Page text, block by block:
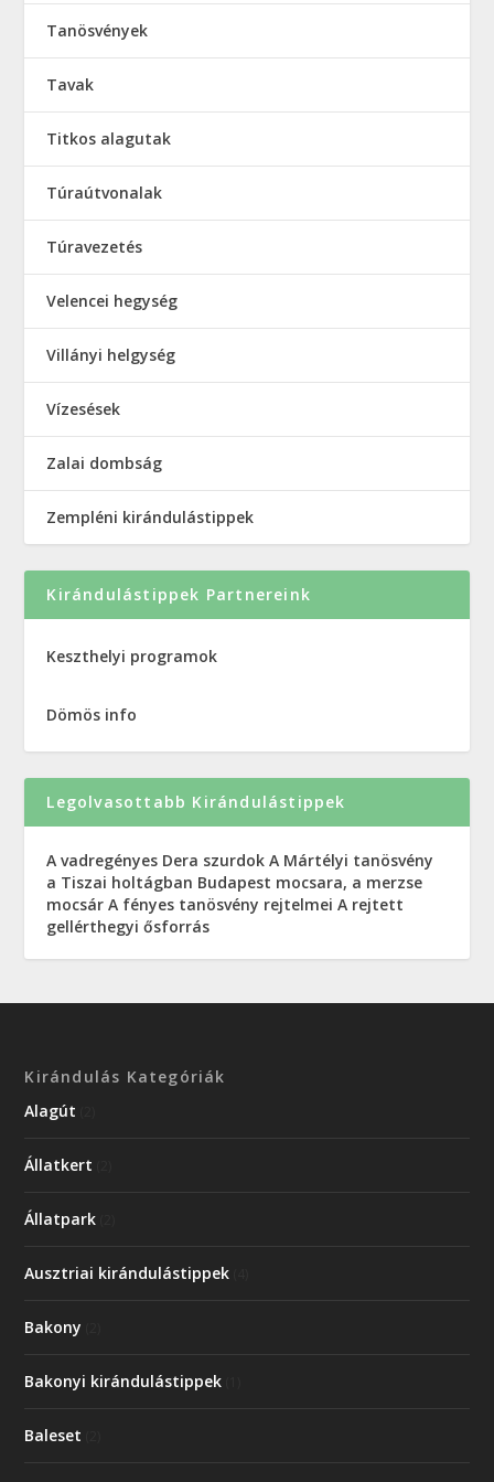
Tanösvények
Tavak
Titkos alagutak
Túraútvonalak
Túravezetés
Velencei hegység
Villányi helgység
Vízesések
Zalai dombság
Zempléni kirándulástippek
Kirándulástippek Partnereink
Keszthelyi programok
Dömös info
Legolvasottabb Kirándulástippek
A vadregényes Dera szurdok A Mártélyi tanösvény
a Tiszai holtágban Budapest mocsara, a merzse
mocsár A fényes tanösvény rejtelmei A rejtett
gellérthegyi ősforrás
Kirándulás Kategóriák
Alagút
Állatkert
Állatpark
Ausztriai kirándulástippek
Bakony
Bakonyi kirándulástippek
Baleset